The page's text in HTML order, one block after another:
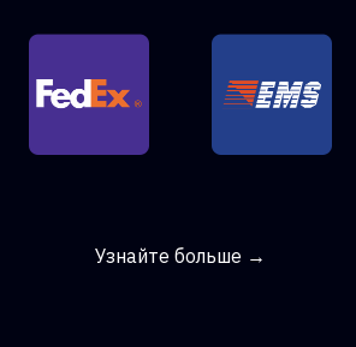
Узнайте больше →